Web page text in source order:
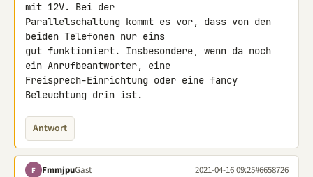
mit 12V. Bei der
Parallelschaltung kommt es vor, dass von den
beiden Telefonen nur eins
gut funktioniert. Insbesondere, wenn da noch
ein Anrufbeantworter, eine
Freisprech-Einrichtung oder eine fancy
Beleuchtung drin ist.
Antwort
F FmmjpuGast 2021-04-16 09:25#6658726